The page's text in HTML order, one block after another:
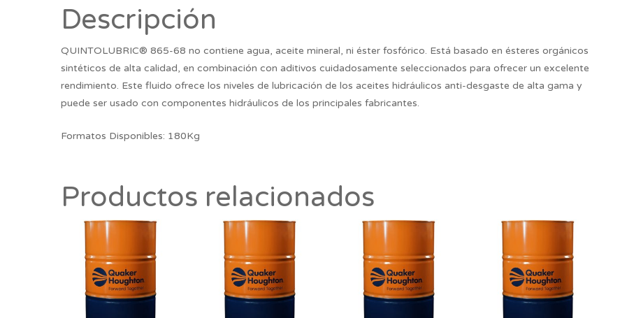
Descripción
QUINTOLUBRIC® 865-68 no contiene agua, aceite mineral, ni éster fosfórico. Está basado en ésteres orgánicos
sintéticos de alta calidad, en combinación con aditivos cuidadosamente seleccionados para ofrecer un excelente
rendimiento. Este fluido ofrece los niveles de lubricación de los aceites hidráulicos anti-desgaste de alta gama y
puede ser usado con componentes hidráulicos de los principales fabricantes.
Formatos Disponibles: 180Kg
Productos relacionados